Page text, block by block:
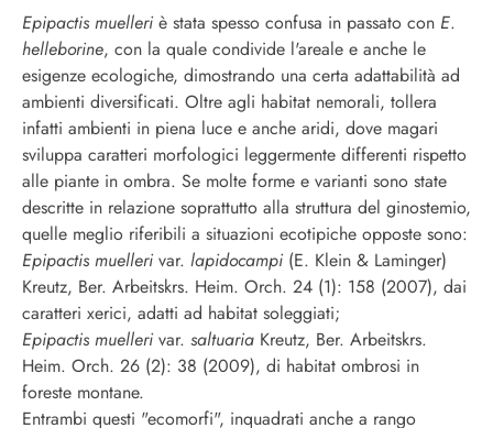
Epipactis muelleriè stata spesso confusa in passato con E.
helleborine, con la quale condivide l'areale e anche le
esigenze ecologiche, dimostrando una certa adattabilità ad
ambienti diversificati. Oltre agli habitat nemorali, tollera
infatti ambienti in piena luce e anche aridi, dove magari
sviluppa caratteri morfologici leggermente differenti rispetto
alle piante in ombra. Se molte forme e varianti sono state
descritte in relazione soprattutto alla struttura del ginostemio,
quelle meglio riferibili a situazioni ecotipiche opposte sono:
Epipactis muellerivar. lapidocampi(E. Klein & Laminger)
Kreutz, Ber. Arbeitskrs. Heim. Orch. 24 (1): 158 (2007), dai
caratteri xerici, adatti ad habitat soleggiati;
Epipactis muellerivar. saltuaria Kreutz, Ber. Arbeitskrs.
Heim. Orch. 26 (2): 38 (2009), di habitat ombrosi in
foreste montane.
Entrambi questi "ecomorfi", inquadrati anche a rango